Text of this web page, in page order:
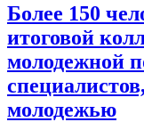
Более 150
итоговой
молодежной
молодежью